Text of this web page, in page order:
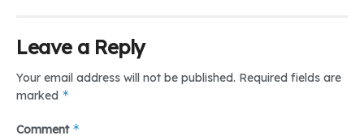
Leave a Reply
Your email address will not be published. Required fields are
marked *
Comment *